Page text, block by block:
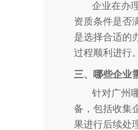
企业在办
资质条件是否
是选择合适的
过程顺利进行。
三、哪些企业
针对广州
备，包括收集
果进行后续处